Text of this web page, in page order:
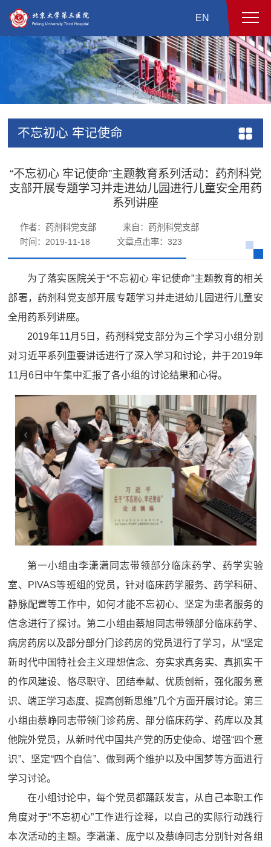
EN
不忘初心 牢记使命
“不忘初心 牢记使命”主题教育系列活动：药剂科党
支部开展专题学习并走进幼儿园进行儿童安全用药
系列讲座
作者：药剂科党支部
来自：药剂科党支部
时间：2019-11-18
文章点击率：323
为了落实医院关于“不忘初心 牢记使命”主题教育的相关
部署，药剂科党支部开展专题学习并走进幼儿园进行儿童安
全用药系列讲座。
2019年11月5日，药剂科党支部分为三个学习小组分别
对习近平系列重要讲话进行了深入学习和讨论，并于2019年
11月6日中午集中汇报了各小组的讨论结果和心得。
第一小组由李潇潇同志带领部分临床药学、药学实验
室、PIVAS等班组的党员，针对临床药学服务、药学科研、
静脉配置等工作中，如何才能不忘初心、坚定为患者服务的
信念进行了探讨。第二小组由蔡旭同志带领部分临床药学、
病房药房以及部分部分门诊药房的党员进行了学习，从“坚定
新时代中国特社会主义理想信念、夯实求真务实、真抓实干
的作风建设、恪尽职守、团结奉献、优质创新，强化服务意
识、端正学习态度、提高创新思维”几个方面开展讨论。第三
小组由蔡峥同志带领门诊药房、部分临床药学、药库以及其
他院外党员，从新时代中国共产党的历史使命、增强“四个意
识”、坚定“四个自信”、做到两个维护以及中国梦等方面进行
学习讨论。
在小组讨论中，每个党员都踊跃发言，从自己本职工作
角度对于“不忘初心”工作进行诠释，以自己的实际行动践行
本次活动的主题。李潇潇、庞宁以及蔡峥同志分别针对各组